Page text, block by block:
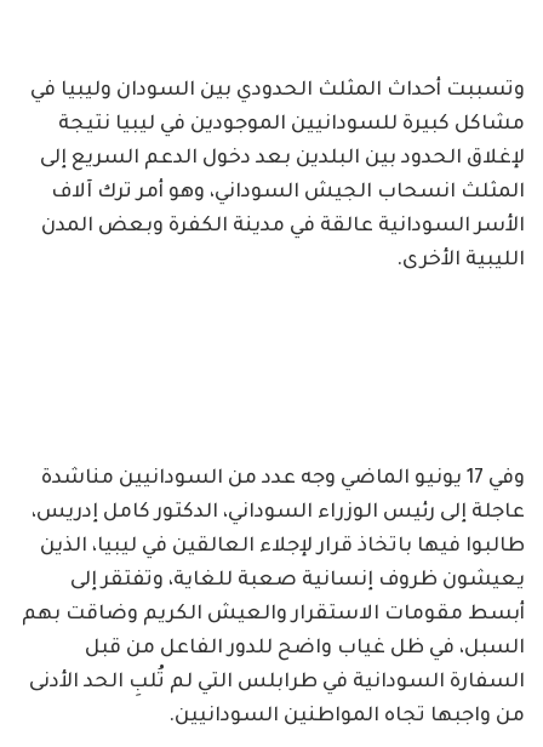
وتسببت أحداث المثلث الحدودي بين السودان وليبيا في
مشاكل كبيرة للسودانيين الموجودين في ليبيا نتيجة
لإغلاق الحدود بين البلدين بعد دخول الدعم السريع إلى
المثلث انسحاب الجيش السوداني، وهو أمر ترك آلاف
الأسر السودانية عالقة في مدينة الكفرة وبعض المدن
الليبية الأخرى.
وفي 17 يونيو الماضي وجه عدد من السودانيين مناشدة
عاجلة إلى رئيس الوزراء السوداني، الدكتور كامل إدريس،
طالبوا فيها باتخاذ قرار لإجلاء العالقين في ليبيا، الذين
يعيشون ظروف إنسانية صعبة للغاية، وتفتقر إلى
أبسط مقومات الاستقرار والعيش الكريم وضاقت بهم
السبل، في ظل غياب واضح للدور الفاعل من قبل
السفارة السودانية في طرابلس التي لم تُلبِ الحد الأدنى
من واجبها تجاه المواطنين السودانيين.